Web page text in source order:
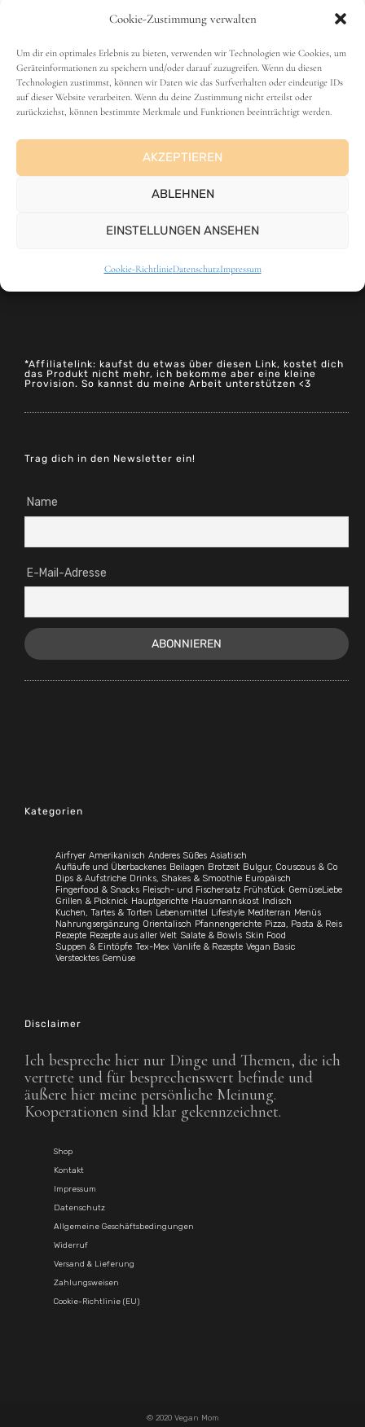
Cookie-Zustimmung verwalten
Um dir ein optimales Erlebnis zu bieten, verwenden wir Technologien wie Cookies, um
Geräteinformationen zu speichern und/oder darauf zuzugreifen. Wenn du diesen
Technologien zustimmst, können wir Daten wie das Surfverhalten oder eindeutige IDs
auf dieser Website verarbeiten. Wenn du deine Zustimmung nicht erteilst oder
zurückziehst, können bestimmte Merkmale und Funktionen beeinträchtigt werden.
AKZEPTIEREN
ABLEHNEN
EINSTELLUNGEN ANSEHEN
Cookie-RichtlinieDatenschutzImpressum
*Affiliatelink: kaufst du etwas über diesen Link, kostet dich
das Produkt nicht mehr, ich bekomme aber eine kleine
Provision. So kannst du meine Arbeit unterstützen <3
Trag dich in den Newsletter ein!
Name
E-Mail-Adresse
Kategorien
Airfryer Amerikanisch Anderes Süßes Asiatisch
Aufläufe und Überbackenes Beilagen Brotzeit Bulgur, Couscous & Co
Dips & Aufstriche Drinks, Shakes & Smoothie Europäisch
Fingerfood & Snacks Fleisch- und Fischersatz Frühstück GemüseLiebe
Grillen & Picknick Hauptgerichte Hausmannskost Indisch
Kuchen, Tartes & Torten Lebensmittel Lifestyle Mediterran Menüs
Nahrungsergänzung Orientalisch Pfannengerichte Pizza, Pasta & Reis
Rezepte Rezepte aus aller Welt Salate & Bowls Skin Food
Suppen & Eintöpfe Tex-Mex Vanlife & Rezepte Vegan Basic
Verstecktes Gemüse
Disclaimer
Ich bespreche hier nur Dinge und Themen, die ich
vertrete und für besprechenswert befinde und
äußere hier meine persönliche Meinung.
Kooperationen sind klar gekennzeichnet.
Shop
Kontakt
Impressum
Datenschutz
Allgemeine Geschäftsbedingungen
Widerruf
Versand & Lieferung
Zahlungsweisen
Cookie-Richtlinie (EU)
© 2020 Vegan Mom